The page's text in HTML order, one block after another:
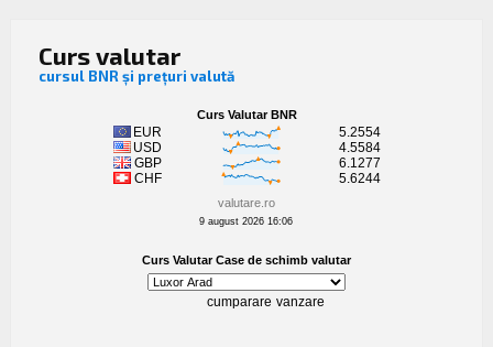
Curs valutar
cursul BNR și prețuri valută
valutare.ro
9 august 2026 16:06